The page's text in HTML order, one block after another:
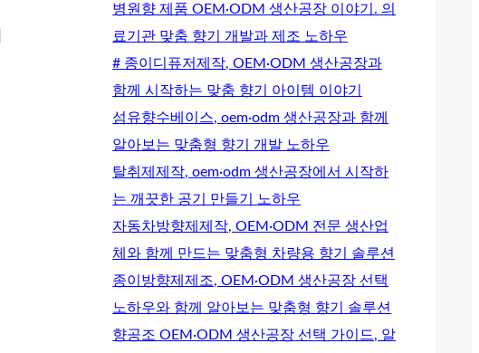
병원향 제품 OEM·ODM 생산공장 이야기. 의
료기관 맞춤 향기 개발과 제조 노하우
# 종이디퓨저제작, OEM·ODM 생산공장과
함께 시작하는 맞춤 향기 아이템 이야기
섬유향수베이스, oem·odm 생산공장과 함께
알아보는 맞춤형 향기 개발 노하우
탈취제제작, oem·odm 생산공장에서 시작하
는 깨끗한 공기 만들기 노하우
자동차방향제제작, OEM·ODM 전문 생산업
체와 함께 만드는 맞춤형 차량용 향기 솔루션
종이방향제제조, OEM·ODM 생산공장 선택
노하우와 함께 알아보는 맞춤형 향기 솔루션
향공조 OEM·ODM 생산공장 선택 가이드, 알